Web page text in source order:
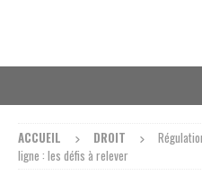
ACCUEIL DROIT
ligne : les défis à relever